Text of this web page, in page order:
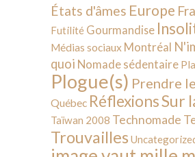
États d'âmes Europe
Futilité Gourmandise
Médias sociaux Montréal
quoi Nomade sédentaire
Plogue(s) Prendre
Québec RéflexionsSur
Taïwan 2008 Technomade
Trouvailles